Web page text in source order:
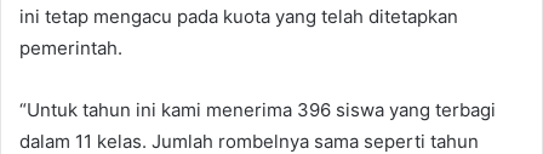
ini tetap mengacu pada kuota yang telah ditetapkan
pemerintah.
“Untuk tahun ini kami menerima 396 siswa yang terbagi
dalam 11 kelas. Jumlah rombelnya sama seperti tahun